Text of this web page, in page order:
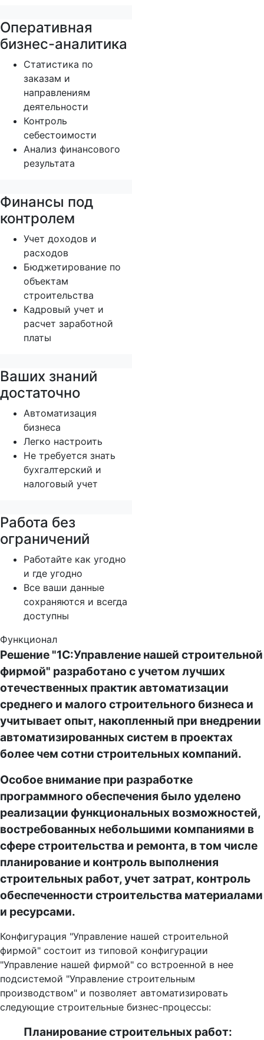
Оперативная
бизнес-аналитика
Статистика по
заказам и
направлениям
деятельности
Контроль
себестоимости
Анализ финансового
результата
Финансы под
контролем
Учет доходов и
расходов
Бюджетирование по
объектам
строительства
Кадровый учет и
расчет заработной
платы
Ваших знаний
достаточно
Автоматизация
бизнеса
Легко настроить
Не требуется знать
бухгалтерский и
налоговый учет
Работа без
ограничений
Работайте как угодно
и где угодно
Все ваши данные
сохраняются и всегда
доступны
Функционал
Решение "1С:Управление нашей строительной
фирмой" разработано с учетом лучших
отечественных практик автоматизации
среднего и малого строительного бизнеса и
учитывает опыт, накопленный при внедрении
автоматизированных систем в проектах
более чем сотни строительных компаний.
Особое внимание при разработке
программного обеспечения было уделено
реализации функциональных возможностей,
востребованных небольшими компаниями в
сфере строительства и ремонта, в том числе
планирование и контроль выполнения
строительных работ, учет затрат, контроль
обеспеченности строительства материалами
и ресурсами.
Конфигурация "Управление нашей строительной
фирмой" состоит из типовой конфигурации
"Управление нашей фирмой" со встроенной в нее
подсистемой "Управление строительным
производством" и позволяет автоматизировать
следующие строительные бизнес-процессы:
Планирование строительных работ: